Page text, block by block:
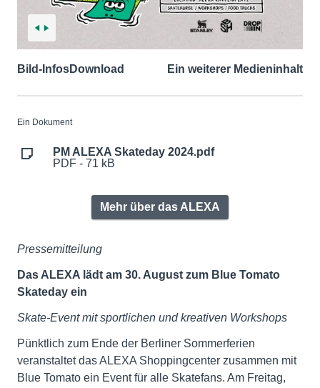
Bild-InfosDownload Ein weiterer Medieninhalt
Ein Dokument
PM ALEXA Skateday 2024.pdf
PDF - 71 kB
Mehr über das ALEXA
Pressemitteilung
Das ALEXA lädt am 30. August zum Blue Tomato
Skateday ein
Skate-Event mit sportlichen und kreativen Workshops
Pünktlich zum Ende der Berliner Sommerferien
veranstaltet das ALEXA Shoppingcenter zusammen mit
Blue Tomato ein Event für alle Skatefans. Am Freitag,